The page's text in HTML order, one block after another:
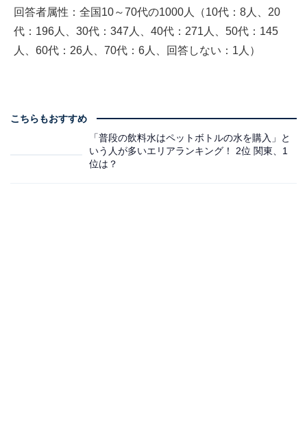
回答者属性：全国10～70代の1000人（10代：8人、20
代：196人、30代：347人、40代：271人、50代：145
人、60代：26人、70代：6人、回答しない：1人）
こちらもおすすめ
「普段の飲料水はペットボトルの水を購入」と
いう人が多いエリアランキング！ 2位 関東、1
位は？